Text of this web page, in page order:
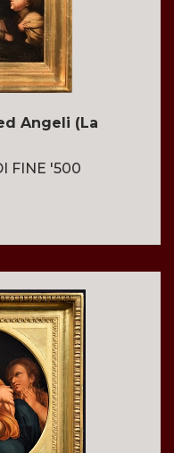
Angeli (La
FINE '500